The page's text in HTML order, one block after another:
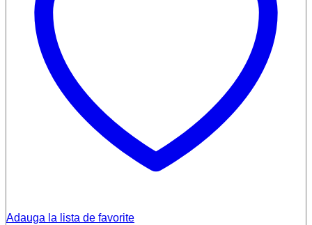
Adauga la lista de favorite